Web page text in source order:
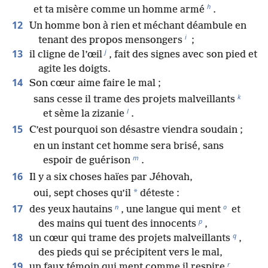
et ta misère comme un homme armé h .
12 Un homme bon à rien et méchant déambule en
tenant des propos mensongers i ;
13 il cligne de l’œil j , fait des signes avec son pied et
agite les doigts.
14 Son cœur aime faire le mal ;
sans cesse il trame des projets malveillants k
et sème la zizanie l .
15 C’est pourquoi son désastre viendra soudain ;
en un instant cet homme sera brisé, sans
espoir de guérison m .
16 Il y a six choses haïes par Jéhovah,
oui, sept choses qu’il * déteste :
17 des yeux hautains n , une langue qui ment o et
des mains qui tuent des innocents p ,
18 un cœur qui trame des projets malveillants q ,
des pieds qui se précipitent vers le mal,
r